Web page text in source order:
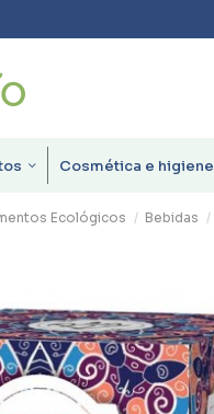
Cosmética e higiene
Ecológicos Bebidas